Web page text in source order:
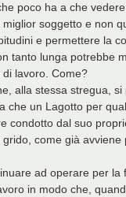
poco ha a che
soggetto e non
e permettere la
tanto lunga potrebbe
lavoro. Come?
alla stessa stregua,
che un Lagotto per
condotto dal suo
come già avviene
ad operare per la
in modo che,